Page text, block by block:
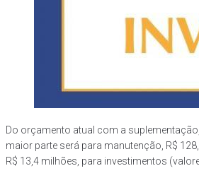
Do orçamento atual com a
maior parte será para manutenção, R$
R$ 13,4 milhões, para investimentos